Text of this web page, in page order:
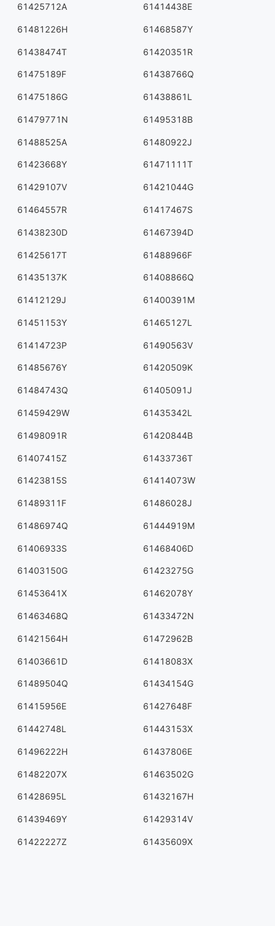
61425712A 61414438E
61481226H 61468587Y
61438474T 61420351R
61475189F 61438766Q
61475186G 61438861L
61479771N 61495318B
61488525A 61480922J
61423668Y 61471111T
61429107V 61421044G
61464557R 61417467S
61438230D 61467394D
61425617T 61488966F
61435137K 61408866Q
61412129J 61400391M
61451153Y 61465127L
61414723P 61490563V
61485676Y 61420509K
61484743Q 61405091J
61459429W 61435342L
61498091R 61420844B
61407415Z 61433736T
61423815S 61414073W
61489311F 61486028J
61486974Q 61444919M
61406933S 61468406D
61403150G 61423275G
61453641X 61462078Y
61463468Q 61433472N
61421564H 61472962B
61403661D 61418083X
61489504Q 61434154G
61415956E 61427648F
61442748L 61443153X
61496222H 61437806E
61482207X 61463502G
61428695L 61432167H
61439469Y 61429314V
61422227Z 61435609X